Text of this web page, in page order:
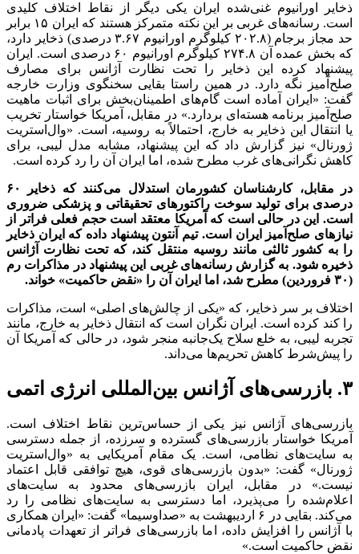
ذخایر اورانیوم غنی‌شده ایران یکی دیگر از نقاط اختلاف کلیدی
است. رسانه‌های غربی بر این نکته متمرکز هستند که ایران ۱۵ برابر
حد مجاز برجام (۲۰۲.۸ کیلوگرم اورانیوم ۳.۶۷ درصدی) ذخایر دارد،
که بخش عمده آن ۲۷۴.۸ کیلوگرم اورانیوم ۶۰ درصدی است. ایران
پیشنهاد کرده این ذخایر را تحت نظارت آژانس برای مصارف
صلح‌آمیز نگه دارد. در همین راستا بقایی سخنگوی وزارت خارجه
گفت: «ایران آماده است گام‌های اطمینان‌بخش برای اثبات ماهیت
صلح‌آمیز برنامه هسته‌ای بردارد.» در مقابل، آمریکا خواستار تخریب
یا انتقال این ذخایر به خارج، احتمالاً به روسیه، است. «وال‌استریت
ژورنال» نیز گزارش داد که این پیشنهاد، مشابه مدل لیبی، برای
کاهش نگرانی‌های غرب مطرح شده، اما ایران آن را رد کرده است.
در مقابل، کارشناسان کشورمان استدلال می‌کنند که ذخایر ۶۰
درصدی برای تولید سوخت راکتور‌های تحقیقاتی و پزشکی ضروری
است. این در حالی است که آمریکا معتقد است حجم فعلی فراتر از
نیاز‌های صلح‌آمیز ایران است. تیم آنتون پیشنهاد داده که ایران ذخایر
را به کشور ثالثی مانند روسیه منتقل کند، که تحت نظارت آژانس
ذخیره شود. به گزارش رسانه‌های غربی این پیشنهاد در مذاکرات رم
(۳۰ فروردین) مطرح شد، اما ایران آن را «نقض حاکمیت» خواند.
اختلاف بر سر ذخایر، که «یکی از چالش‌های اصلی» است، مذاکرات
را کند کرده است. ایران نگران است که انتقال ذخایر به خارج، مانند
تجربه لیبی، به خلع سلاح یک‌جانبه منجر شود، در حالی که آمریکا آن
را پیش‌شرط کاهش تحریم‌ها می‌داند.
۳. بازرسی‌های آژانس بین‌المللی انرژی اتمی
بازرسی‌های آژانس نیز یکی از حساس‌ترین نقاط اختلاف است.
آمریکا خواستار بازرسی‌های گسترده و سرزده، از جمله دسترسی
به سایت‌های نظامی، است. یک مقام آمریکایی به «وال‌استریت
ژورنال» گفت: «بدون بازرسی‌های قوی، هیچ توافقی قابل اعتماد
نیست.» در مقابل، ایران بازرسی‌های محدود به سایت‌های
اعلام‌شده را می‌پذیرد، اما دسترسی به سایت‌های نظامی را رد
می‌کند. بقایی در ۶ اردیبهشت به «صداوسیما» گفت: «ایران همکاری
با آژانس را افزایش داده، اما بازرسی‌های فراتر از تعهدات پادمانی
نقض حاکمیت است.»